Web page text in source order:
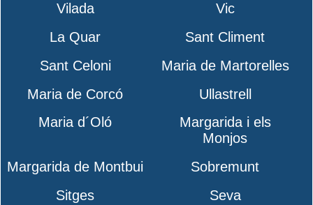
Vilada
Vic
La Quar
Sant Climent
Sant Celoni
Maria de Martorelles
Maria de Corcó
Ullastrell
Maria d´Oló
Margarida i els
Monjos
Margarida de Montbui
Sobremunt
Sitges
Seva